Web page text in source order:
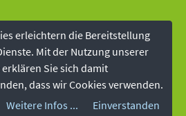
erleichtern die Bereitstellung
Mit der Nutzung unserer
Sie sich damit
dass wir Cookies verwenden.
Weitere Infos ...
Einverstanden